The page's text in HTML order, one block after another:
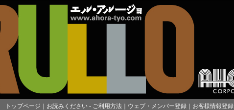
トップページ お読みください - ご利用方法 ウェブ・メンバー登録 お客様情報登録